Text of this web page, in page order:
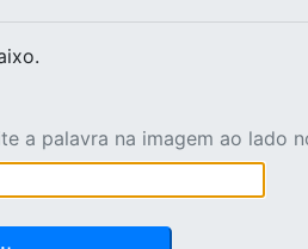
a palavra na imagem ao lado